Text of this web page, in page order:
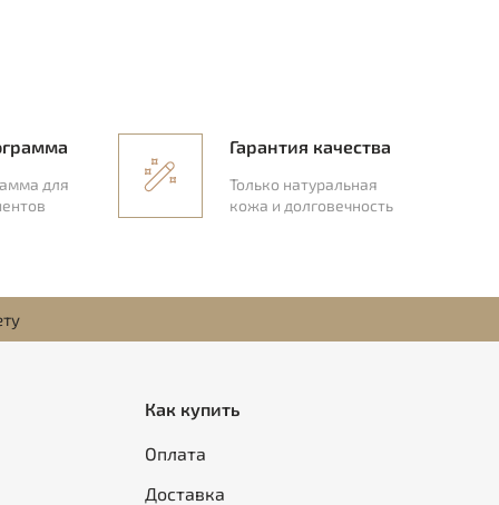
для
Гарантия качества
Только натуральная
кожа и долговечность
Как купить
Оплата
Доставка